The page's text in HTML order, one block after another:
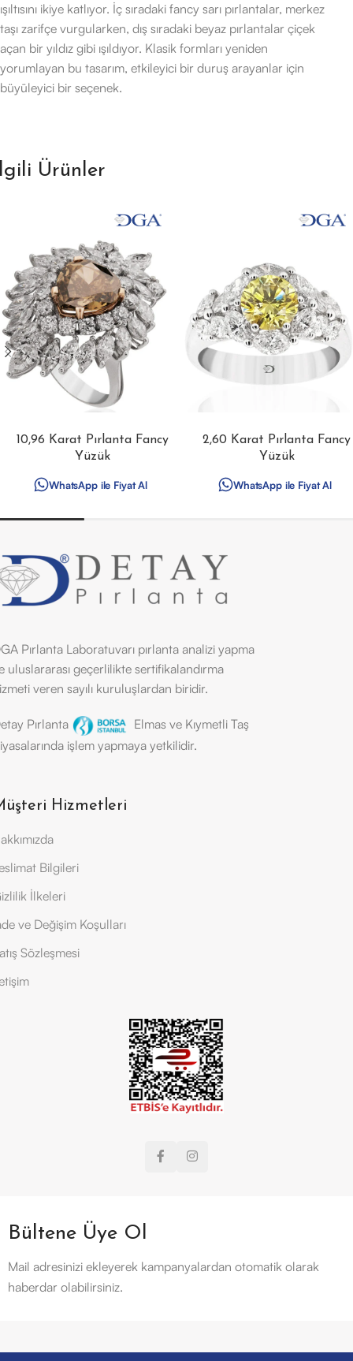
ışıltısını ikiye katlıyor. İç sıradaki fancy sarı pırlantalar, merkez
taşı zarifçe vurgularken, dış sıradaki beyaz pırlantalar çiçek
açan bir yıldız gibi ışıldıyor. Klasik formları yeniden
yorumlayan bu tasarım, etkileyici bir duruş arayanlar için
büyüleyici bir seçenek.
Ürünler
10,96 Karat Pırlanta Fancy
Yüzük
WhatsApp ile Fiyat Al
2,60 Karat Pırlanta Fancy
Yüzük
WhatsApp ile Fiyat Al
Pırlanta Laboratuvarı pırlanta analizi yapma
uluslararası geçerlilikte sertifikalandırma
veren sayılı kuruluşlardan biridir.
Pırlanta
Elmas ve Kıymetli Taş
işlem yapmaya yetkilidir.
Hizmetleri
Bilgileri
İlkeleri
ve Değişim Koşulları
Sözleşmesi
Bültene Üye Ol
Mail adresinizi ekleyerek kampanyalardan otomatik olarak
haberdar olabilirsiniz.